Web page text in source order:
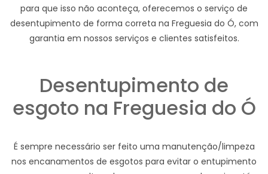
para que isso não aconteça, oferecemos o serviço de
desentupimento de forma correta na Freguesia do Ó, com
garantia em nossos serviços e clientes satisfeitos.
Desentupimento de
esgoto na Freguesia do Ó
É sempre necessário ser feito uma manutenção/limpeza
nos encanamentos de esgotos para evitar o entupimento